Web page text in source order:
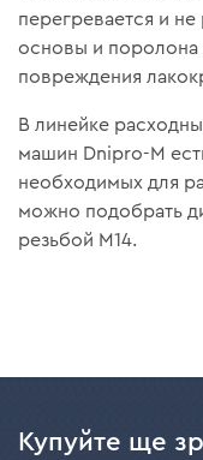
перегревается и
основы и поролона
повреждения
В линейке
машин Dnipro-M
необходимых для
можно подобрать
резьбой М14.
Купуйте ще